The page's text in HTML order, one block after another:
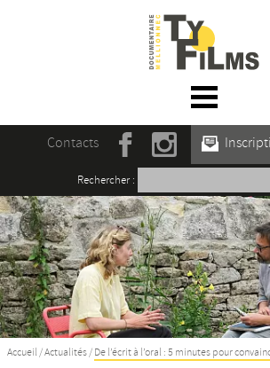
☰ Menu
Accueil
Actualités
L’association
Rencontres du film
Mellionnec
Projections
Se former
Contacts
Rechercher :
Accueil /Actualités / De l’écrit à l’oral : 5 minutes pour